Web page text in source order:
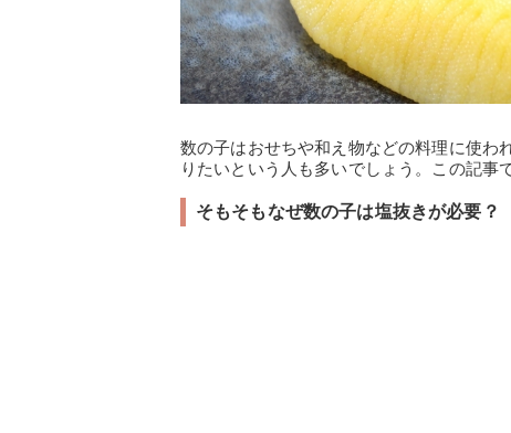
数の子はおせちや和え物などの料理に使わ
りたいという人も多いでしょう。この記事
そもそもなぜ数の子は塩抜きが必要？